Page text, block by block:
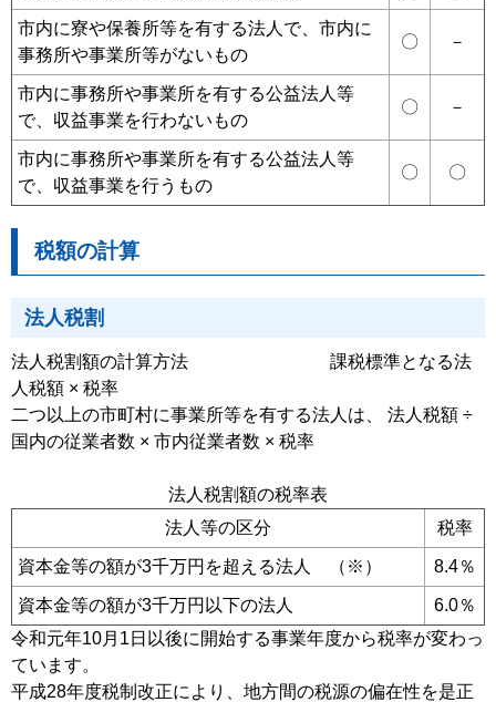
市内に寮や保養所等を有する法人で、市内に
事務所や事業所等がないもの
〇 －
市内に事務所や事業所を有する公益法人等
で、収益事業を行わないもの
〇 －
市内に事務所や事業所を有する公益法人等
で、収益事業を行うもの
〇 〇
税額の計算
法人税割
法人税割額の計算方法 課税標準となる法
人税額 × 税率
二つ以上の市町村に事業所等を有する法人は、 法人税額 ÷
国内の従業者数 × 市内従業者数 × 税率
法人税割額の税率表
法人等の区分
税率
資本金等の額が3千万円を超える法人 （※） 8.4％
資本金等の額が3千万円以下の法人
6.0％
令和元年10月1日以後に開始する事業年度から税率が変わっ
ています。
平成28年度税制改正により、地方間の税源の偏在性を是正